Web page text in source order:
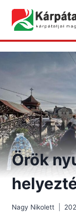
content
Örök
Nagy Nikolett